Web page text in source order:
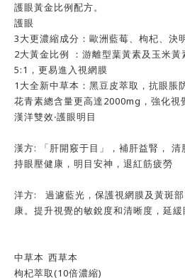
護眼黃金比例配方。
護眼
3大更濃縮成分：歐洲藍莓、枸杞、決
2大黃金比例 ：游離型葉黃素及玉米黃
5:1，更易進入視網膜
1大全新中草本：黑豆皮萃取，抗眼脹
花青素總含量更高達2000mg，強化視
漢洋雙效‧護眼明目
漢方: 「肝開竅于目」，補肝益腎，
持眼壓健康，明目安神，退紅筋疲勞
洋方: 過濾藍光，保護視網膜及黃斑
康。提升視覺的敏銳度和清晰度，延緩
中草本 西草本
枸杞萃取(10倍濃縮)